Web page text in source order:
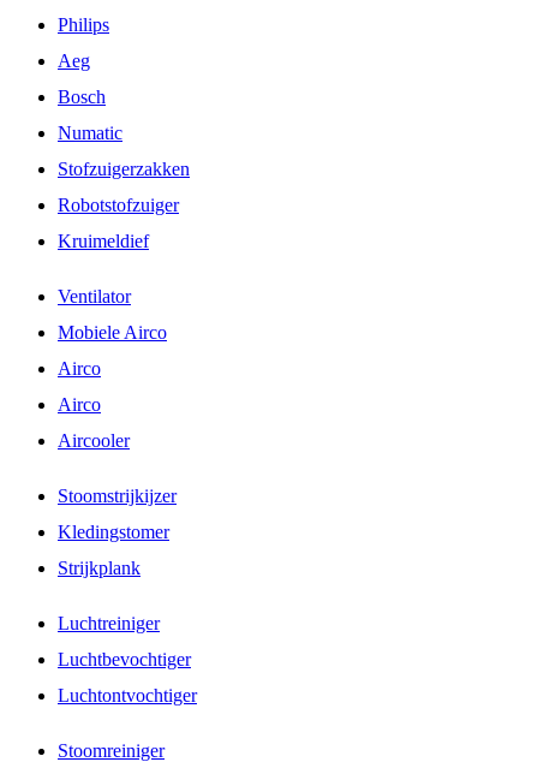
Philips
Aeg
Bosch
Numatic
Stofzuigerzakken
Robotstofzuiger
Kruimeldief
Ventilator
Mobiele Airco
Airco
Airco
Aircooler
Stoomstrijkijzer
Kledingstomer
Strijkplank
Luchtreiniger
Luchtbevochtiger
Luchtontvochtiger
Stoomreiniger